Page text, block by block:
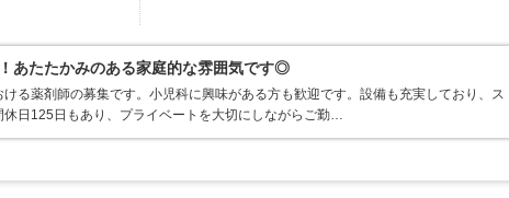
あたたかみのある家庭的な雰囲気です◎
る薬剤師の募集です。小児科に興味がある方も歓迎です。設備も充実しており、ス
日125日もあり、プライベートを大切にしながらご勤…